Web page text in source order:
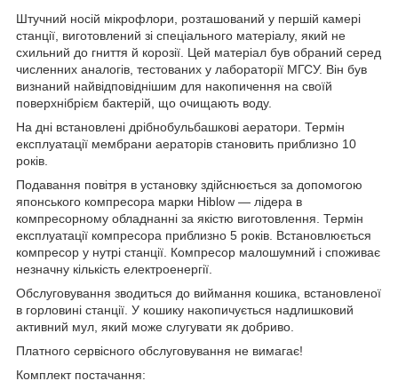
Штучний носій мікрофлори, розташований у першій камері
станції, виготовлений зі спеціального матеріалу, який не
схильний до гниття й корозії. Цей матеріал був обраний серед
численних аналогів, тестованих у лабораторії МГСУ. Він був
визнаний найвідповіднішим для накопичення на своїй
поверхнібрієм бактерій, що очищають воду.
На дні встановлені дрібнобульбашкові аератори. Термін
експлуатації мембрани аераторів становить приблизно 10
років.
Подавання повітря в установку здійснюється за допомогою
японського компресора марки Hiblow — лідера в
компресорному обладнанні за якістю виготовлення. Термін
експлуатації компресора приблизно 5 років. Встановлюється
компресор у нутрі станції. Компресор малошумний і споживає
незначну кількість електроенергії.
Обслуговування зводиться до виймання кошика, встановленої
в горловині станції. У кошику накопичується надлишковий
активний мул, який може слугувати як добриво.
Платного сервісного обслуговування не вимагає!
Комплект постачання: